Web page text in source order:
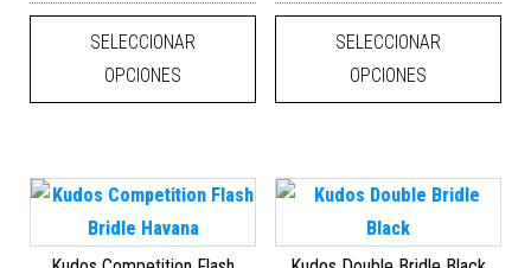
SELECCIONAR
OPCIONES
Este producto tiene múltiples
SELECCIONAR
OPCIONES